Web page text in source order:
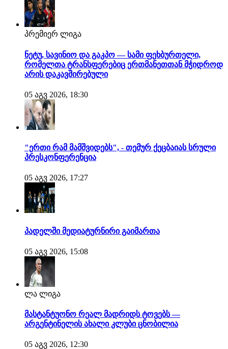
პრემიერ ლიგა
ნეტუ, სავინიო და გაკპო — სამი ფეხბურთელი,
რომელთა ტრანსფერებიც ერთმანეთთან მჭიდროდ
არის დაკავშირებული
05 აგვ 2026, 18:30
"ერთი რამ მამშვიდებს", - თემურ ქეცბაიას სრული
პრესკონფერენცია
05 აგვ 2026, 17:27
პადელში მედიატურნირი გაიმართა
05 აგვ 2026, 15:08
ლა ლიგა
მასტანტუონო რეალ მადრიდს ტოვებს —
არგენტინელის ახალი კლუბი ცნობილია
05 აგვ 2026, 12:30